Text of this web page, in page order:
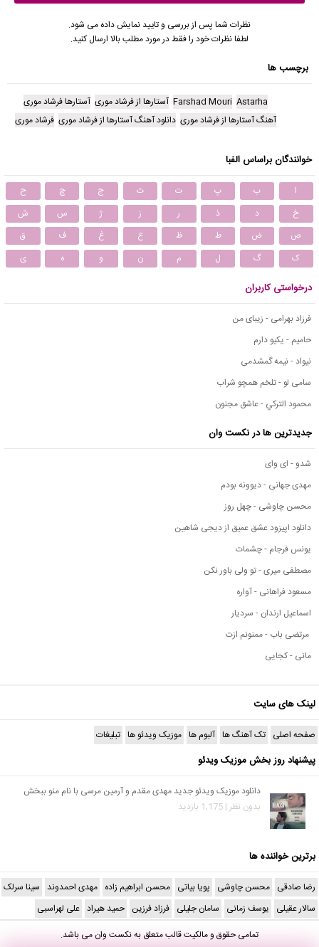
نظرات شما پس از بررسی و تایید نمایش داده می شود.
لطفا نظرات خود را فقط در مورد مطلب بالا ارسال کنید.
برچسب ها
Astarha
Farshad Mouri آستارها از فرشاد موری آستارها فرشاد موری
آهنگ آستارها از فرشاد موری دانلود آهنگ آستارها از فرشاد موری فرشاد موری
خوانندگان براساس الفبا
ا ب پ ت ث ج چ
ح
خ
د ذ ر ز ژ س
ش
ص
ض ط ظ ع غ ف
ق
ک
گ ل م ن و ه ی
درخواستی کاربران
فرزاد بهرامی - زیبای من
حامیم - یکیو دارم
نیواد - نیمه گمشدمی
سامی لو - تلخم همچو شراب
محمود التركي - عاشق مجنون
جدیدترین ها در نکست وان
شدو - ای وای
مهدی جهانی - دیوونه بودم
محسن چاوشی - چهل روز
دانلود اپیزود عشق عمیق از دیجی شاهین
یونس فرجام - چشمات
مصطفی میری - تو ولی باور نکن
مسعود فراهانی - آواره
اسماعیل ارندان - سردیار
مرتضی باب - ممنونم ازت
مانی - کجایی
لینک های سایت
صفحه اصلی تک آهنگ ها آلبوم ها موزیک ویدئو ها تبلیغات
پیشنهاد روز بخش موزیک ویدئو
دانلود موزیک ویدئو جدید مهدی مقدم و آرمین مرسی با نام منو ببخش
بدون نظر | 1,175 بازدید
برترین خواننده ها
رضا صادقی محسن چاوشی پویا بیاتی محسن ابراهیم زاده مهدی احمدوند سینا سرلک
سالار عقیلی یوسف زمانی سامان جلیلی فرزاد فرزین حمید هیراد علی لهراسبی
تمامی حقوق و مالکیت قالب متعلق بهنکست وانمی باشد.